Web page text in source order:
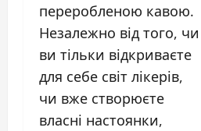
переробленою кавою.
Незалежно від того, чи
ви тільки відкриваєте
для себе світ лікерів,
чи вже створюєте
власні настоянки,